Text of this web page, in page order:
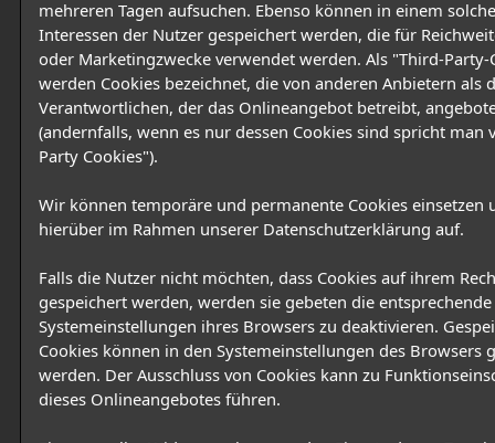
mehreren Tagen aufsuchen. Ebenso können in einem
Interessen der Nutzer gespeichert werden, die für
oder Marketingzwecke verwendet werden. Als "Third-Party-
werden Cookies bezeichnet, die von anderen Anbietern als
Verantwortlichen, der das Onlineangebot betreibt,
(andernfalls, wenn es nur dessen Cookies sind spricht man
Party Cookies").
Wir können temporäre und permanente Cookies einsetzen
hierüber im Rahmen unserer Datenschutzerklärung auf.
Falls die Nutzer nicht möchten, dass Cookies auf ihrem
gespeichert werden, werden sie gebeten die
Systemeinstellungen ihres Browsers zu deaktivieren.
Cookies können in den Systemeinstellungen des Browsers
werden. Der Ausschluss von Cookies kann zu
dieses Onlineangebotes führen.